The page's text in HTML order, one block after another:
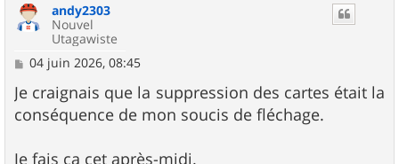
andy2303
Nouvel
Utagawiste
M
s
s
a
04 juin 2026, 08:45
Je craignais que la suppression des cartes était la
conséquence de mon soucis de fléchage.
Je fais ça cet après-midi.